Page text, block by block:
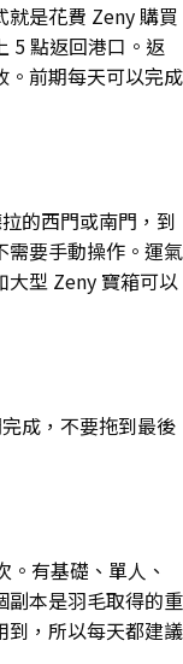
是花費 Zeny 購買
5 點返回港口。返
。前期每天可以完成
的西門或南門，到
需要手動操作。運氣
大型 Zeny 寶箱可以
成，不要拖到最後
有基礎、單人、
副本是羽毛取得的重
到，所以每天都建議